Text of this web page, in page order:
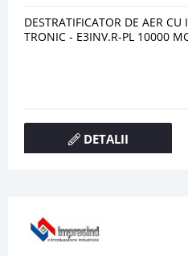
DESTRATIFICATOR DE AER
TRONIC - E3INV.R-PL 10000
DETALII